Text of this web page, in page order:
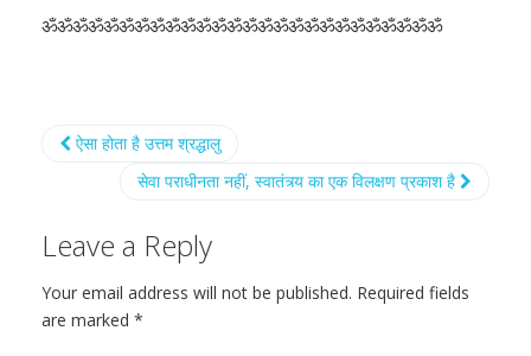
ॐॐॐॐॐॐॐॐॐॐॐॐॐॐॐॐॐॐॐॐॐॐॐॐॐॐ
ऐसा होता है उत्तम श्रद्धालु
सेवा पराधीनता नहीं, स्वातंत्र्य का एक विलक्षण प्रकाश है
Leave a Reply
Your email address will not be published. Required fields
are marked *